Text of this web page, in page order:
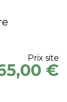
Prix site
€